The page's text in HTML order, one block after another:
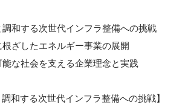
調和する次世代インフラ整備への挑戦
根ざしたエネルギー事業の展開
能な社会を支える企業理念と実践
調和する次世代インフラ整備への挑戦】